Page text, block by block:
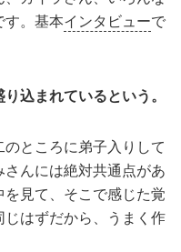
す。基本インタビューで
込まれているという。
ところに弟子入りして
んには絶対共通点があ
見て、そこで感じた覚
はずだから、うまく作